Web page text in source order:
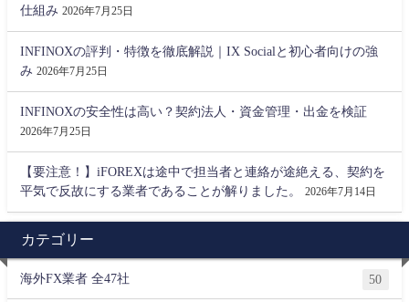
仕組み 2026年7月25日
INFINOXの評判・特徴を徹底解説｜IX Socialと初心者向けの強
み 2026年7月25日
INFINOXの安全性は高い？契約法人・資金管理・出金を検証
2026年7月25日
【要注意！】iFOREXは途中で担当者と連絡が途絶える、契約を
平気で反故にする業者であることが解りました。
2026年7月14日
カテゴリー
海外FX業者 全47社 50